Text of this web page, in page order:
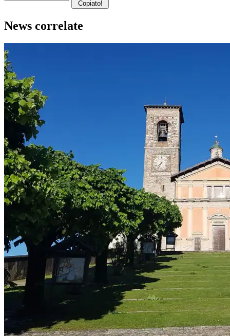
Copiato!
News correlate